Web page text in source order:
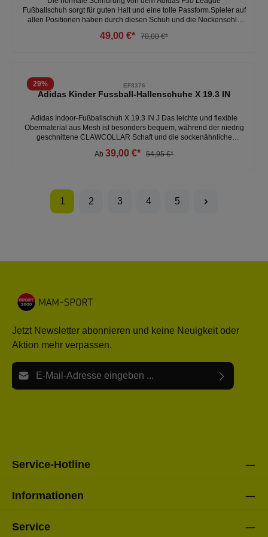
Fußballschuh sorgt für guten Halt und eine tolle Passform.Spieler auf
allen Positionen haben durch diesen Schuh und die Nockensohle
Naturrasenschuh, dich bei deiner einzigartigen Art, zu spielen
Herren Fußballschuhe unter:Herren- Schuhe- Fussball
49,00 €* 70,00 €*
29% EF8376
Adidas Kinder Fussball-Hallenschuhe X 19.3 IN
Adidas Indoor-Fußballschuh X 19.3 IN J Das leichte und flexible
Obermaterial aus Mesh ist besonders bequem, während der niedrig
geschnittene CLAWCOLLAR Schaft und die sockenähnliche
perforierte Außensohle steht dabei für eine optimale Beschleunigung
Material: Synthetik/Textil Material (Upper / Außenschuh):
Synthetik/Textil
Ab 39,00 €* 54,95 €*
1 2 3 4 5
Jetzt Newsletter abonnieren und keine Neuigkeit oder
Aktion mehr verpassen.
E-Mail-Adresse*
Service-Hotline
Informationen
Service